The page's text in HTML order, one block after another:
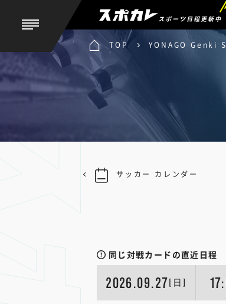
スポーツ日程更新中
TOP YONAGO Genki
同じ対戦カードの直近日程
2026.09.27 [日]
サッカー カレンダー